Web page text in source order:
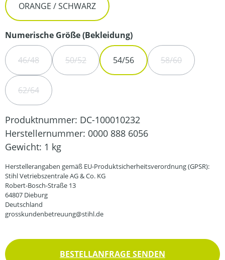
ORANGE / SCHWARZ
Numerische Größe (Bekleidung)auswählen
46/48(DIESE OPTION IST ZURZEIT NICHT VERFÜGBAR.)
50/52(DIESE OPTION IST ZURZEIT NICHT
54/56 58/60(DIESE OPTION
62/64(DIESE OPTION IST ZURZEIT NICHT VERFÜGBAR.)
Produktnummer: DC-100010232
Herstellernummer: 0000 888 6056
Gewicht: 1 kg
Herstellerangaben gemäß EU-Produktsicherheitsverordnung (GPSR):
Stihl Vetriebszentrale AG & Co. KG
Robert-Bosch-Straße 13
64807 Dieburg
Deutschland
grosskundenbetreuung@stihl.de
BESTELLANFRAGE SENDEN